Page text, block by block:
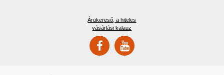
Árukereső, a hiteles
vásárlási kalauz